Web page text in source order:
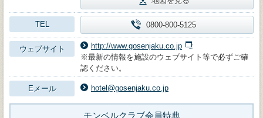
TEL 0800-800-5125
ウェブサイト
http://www.gosenjaku.co.jp
※最新の情報を施設のウェブサイト等で必ずご確
認ください。
Eメール hotel@gosenjaku.co.jp
モンベルクラブ会員特典